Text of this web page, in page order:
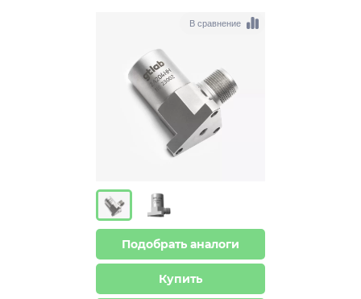
В сравнение
Подобрать аналоги
Купить